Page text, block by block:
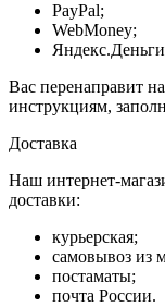
PayPal;
WebMoney;
Вас перенаправит
инструкциям,
Доставка
Наш интернет-
доставки:
курьерская;
самовывоз из
постаматы;
почта России.